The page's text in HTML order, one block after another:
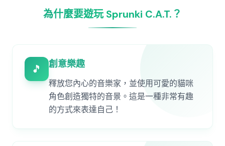
為什麼要遊玩 Sprunki C.A.T.？
🎵 創意樂趣
釋放您內心的音樂家，並使用可愛的貓咪
角色創造獨特的音景。這是一種非常有趣
的方式來表達自己！